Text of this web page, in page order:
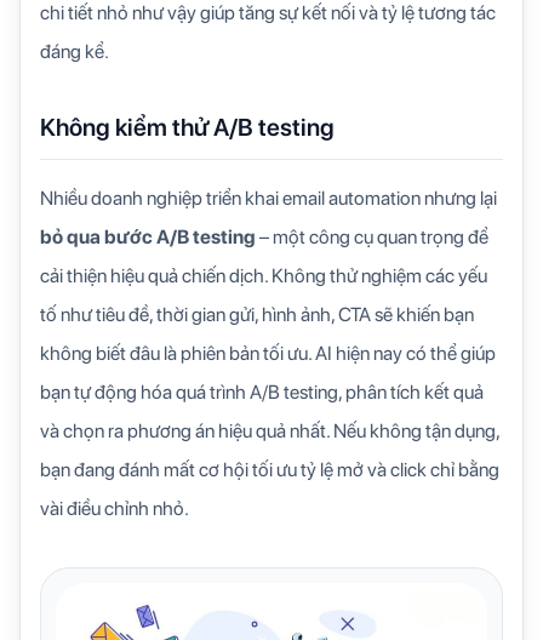
chi tiết nhỏ như vậy giúp tăng sự kết nối và tỷ lệ tương tác
đáng kể.
Không kiểm thử A/B testing
Nhiều doanh nghiệp triển khai email automation nhưng lại
bỏ qua bước A/B testing – một công cụ quan trọng để
cải thiện hiệu quả chiến dịch. Không thử nghiệm các yếu
tố như tiêu đề, thời gian gửi, hình ảnh, CTA sẽ khiến bạn
không biết đâu là phiên bản tối ưu. AI hiện nay có thể giúp
bạn tự động hóa quá trình A/B testing, phân tích kết quả
và chọn ra phương án hiệu quả nhất. Nếu không tận dụng,
bạn đang đánh mất cơ hội tối ưu tỷ lệ mở và click chỉ bằng
vài điều chỉnh nhỏ.